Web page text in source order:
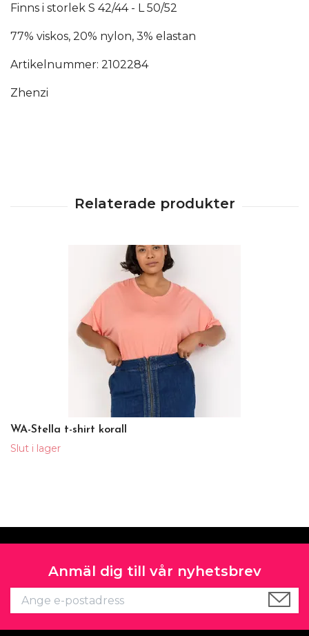
Finns i storlek S 42/44 - L 50/52
77% viskos, 20% nylon, 3% elastan
Artikelnummer: 2102284
Zhenzi
WA-Stella t-shirt korall
Slut i lager
Anmäl dig till vår nyhetsbrev